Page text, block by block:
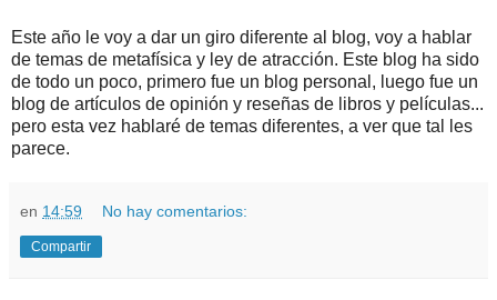
Este año le voy a dar un giro diferente al blog, voy a hablar
de temas de metafísica y ley de atracción. Este blog ha sido
de todo un poco, primero fue un blog personal, luego fue un
blog de artículos de opinión y reseñas de libros y películas...
pero esta vez hablaré de temas diferentes, a ver que tal les
parece.
en 14:59 No hay comentarios:
Compartir